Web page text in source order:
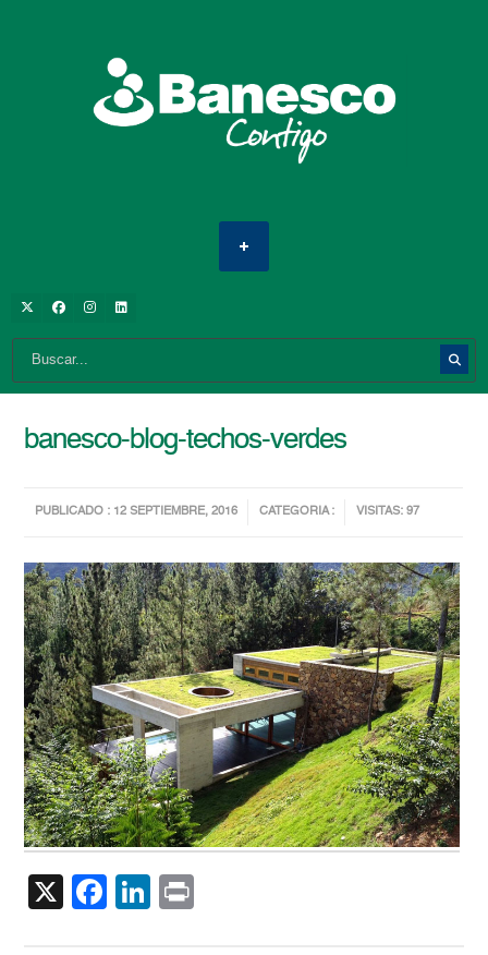
banesco-blog-techos-verdes
PUBLICADO : 12 SEPTIEMBRE, 2016 CATEGORIA : VISITAS: 97
X Facebook
LinkedIn